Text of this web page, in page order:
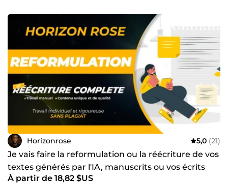
Horizonrose 5,0 (21)
Je vais faire la reformulation ou la réécriture de vos
textes générés par l'IA, manuscrits ou vos écrits
À partir de 18,82 $US